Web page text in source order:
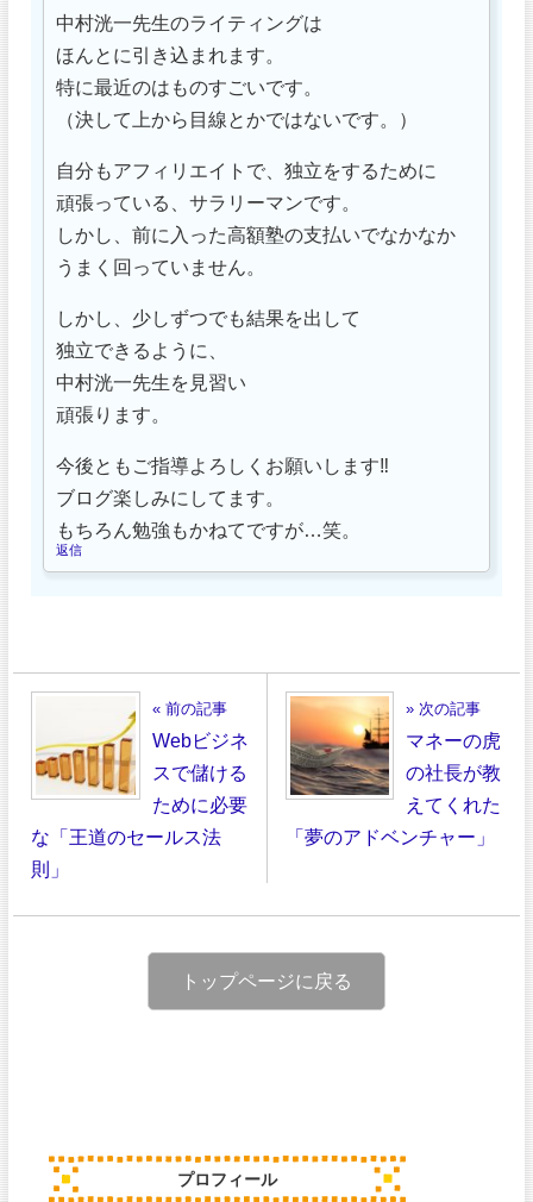
中村洸一先生のライティングは
ほんとに引き込まれます。
特に最近のはものすごいです。
（決して上から目線とかではないです。）
自分もアフィリエイトで、独立をするために
頑張っている、サラリーマンです。
しかし、前に入った高額塾の支払いでなかなか
うまく回っていません。
しかし、少しずつでも結果を出して
独立できるように、
中村洸一先生を見習い
頑張ります。
今後ともご指導よろしくお願いします‼
ブログ楽しみにしてます。
もちろん勉強もかねてですが…笑。
返信
« 前の記事
Webビジネ
スで儲ける
ために必要
な「王道のセールス法
則」
» 次の記事
マネーの虎
の社長が教
えてくれた
「夢のアドベンチャー」
トップページに戻る
プロフィール